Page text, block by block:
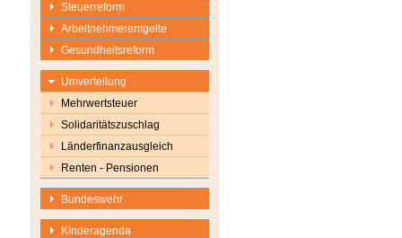
Steuerreform
Arbeitnehmerentgelte
Gesundheitsreform
Umverteilung
Mehrwertsteuer
Solidaritätszuschlag
Länderfinanzausgleich
Renten - Pensionen
Bundeswehr
Kinderagenda